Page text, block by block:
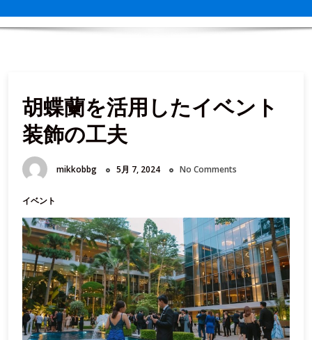
胡蝶蘭を活用したイベント
装飾の工夫
mikkobbg 5月 7, 2024 No Comments
イベント